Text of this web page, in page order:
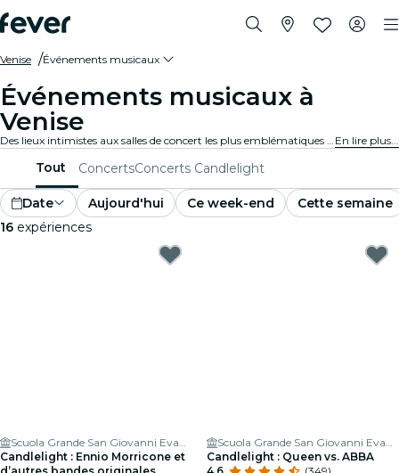
Venise Événements musicaux
Événements musicaux à
Venise
Des lieux intimistes aux salles de concert les plus emblématiques de la ville, Venise vit au rythme de la musique et propose un large éventail d'événements pour tous les goûts et tous les styles. En lire plus...
Tout ConcertsConcerts Candlelight
Date Aujourd'hui Ce week-end
Cette semaine
16 expériences
Scuola Grande San Giovanni Evangelista di Venezia
Candlelight : Ennio Morricone et
Scuola Grande San Giovanni Evangelista di Venezia
Candlelight : Queen vs. ABBA